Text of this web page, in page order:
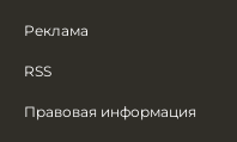
Реклама
RSS
Правовая информация